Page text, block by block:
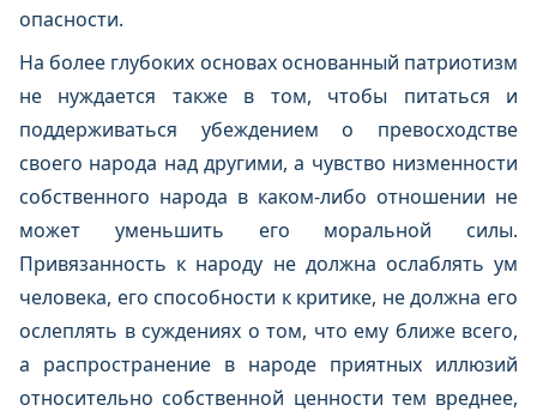
опасности.
На более глубоких основах основанный патриотизм
не нуждается также в том, чтобы питаться и
поддерживаться убеждением о превосходстве
своего народа над другими, а чувство низменности
собственного народа в каком-либо отношении не
может уменьшить его моральной силы.
Привязанность к народу не должна ослаблять ум
человека, его способности к критике, не должна его
ослеплять в суждениях о том, что ему ближе всего,
а распространение в народе приятных иллюзий
относительно собственной ценности тем вреднее,